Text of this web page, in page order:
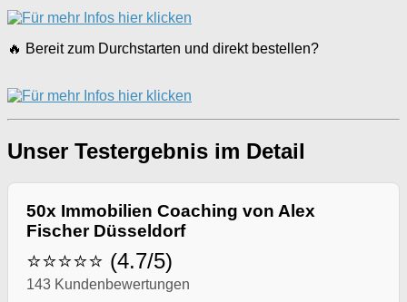
🔥 Bereit zum Durchstarten und direkt bestellen?
Unser Testergebnis im Detail
50x Immobilien Coaching von Alex
Fischer Düsseldorf
⭐⭐⭐⭐⭐ (4.7/5)
143 Kundenbewertungen